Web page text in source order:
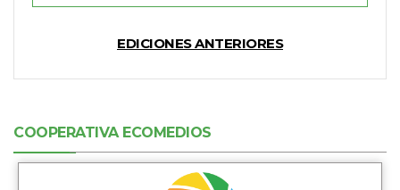
EDICIONES ANTERIORES
COOPERATIVA ECOMEDIOS